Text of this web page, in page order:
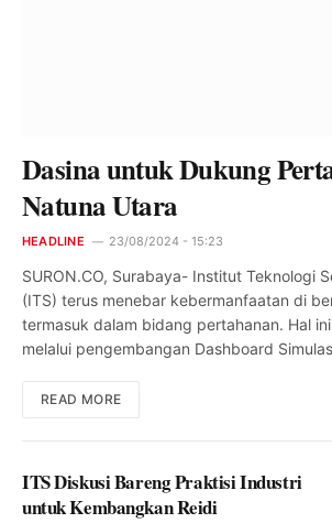
Dasina untuk Dukung
Natuna Utara
HEADLINE 23/08/2024 - 15:23
SURON.CO, Surabaya- Institut Teknologi
(ITS) terus menebar kebermanfaatan di
termasuk dalam bidang pertahanan. Hal
melalui pengembangan Dashboard
READ MORE
ITS Diskusi Bareng Praktisi Industri
untuk Kembangkan Reidi